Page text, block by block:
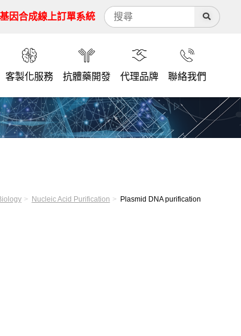
因合成線上訂單系統
客製化服務 抗體藥開發 代理品牌 聯絡我們
Nucleic Acid Purification Plasmid DNA purification